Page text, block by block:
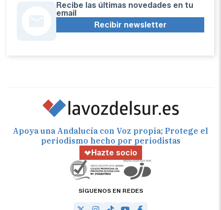
Recibe las últimas novedades en tu
email
Recibir newsletter
Apoya una Andalucía con Voz propia; Protege el
periodismo hecho por periodistas
Hazte socio
SÍGUENOS EN REDES